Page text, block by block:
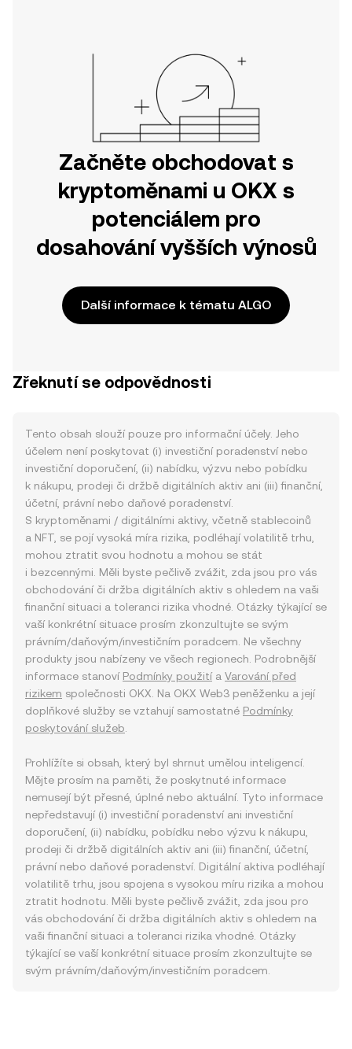
Začněte obchodovat s
kryptoměnami u OKX s
potenciálem pro
dosahování vyšších výnosů
Další informace k tématu ALGO
Zřeknutí se odpovědnosti
Tento obsah slouží pouze pro informační účely. Jeho
účelem není poskytovat (i) investiční poradenství nebo
investiční doporučení, (ii) nabídku, výzvu nebo pobídku
k nákupu, prodeji či držbě digitálních aktiv ani (iii) finanční,
účetní, právní nebo daňové poradenství.
S kryptoměnami / digitálními aktivy, včetně stablecoinů
a NFT, se pojí vysoká míra rizika, podléhají volatilitě trhu,
mohou ztratit svou hodnotu a mohou se stát
i bezcennými. Měli byste pečlivě zvážit, zda jsou pro vás
obchodování či držba digitálních aktiv s ohledem na vaši
finanční situaci a toleranci rizika vhodné. Otázky týkající se
vaší konkrétní situace prosím zkonzultujte se svým
právním/daňovým/investičním poradcem. Ne všechny
produkty jsou nabízeny ve všech regionech. Podrobnější
informace stanoví Podmínky použitía Varování před
rizikem společnosti OKX. Na OKX Web3 peněženku a její
doplňkové služby se vztahují samostatné Podmínky
poskytování služeb
Prohlížíte si obsah, který byl shrnut umělou inteligencí.
Mějte prosím na paměti, že poskytnuté informace
nemusejí být přesné, úplné nebo aktuální. Tyto informace
nepředstavují (i) investiční poradenství ani investiční
doporučení, (ii) nabídku, pobídku nebo výzvu k nákupu,
prodeji či držbě digitálních aktiv ani (iii) finanční, účetní,
právní nebo daňové poradenství. Digitální aktiva podléhají
volatilitě trhu, jsou spojena s vysokou míru rizika a mohou
ztratit hodnotu. Měli byste pečlivě zvážit, zda jsou pro
vás obchodování či držba digitálních aktiv s ohledem na
vaši finanční situaci a toleranci rizika vhodné. Otázky
týkající se vaší konkrétní situace prosím zkonzultujte se
svým právním/daňovým/investičním poradcem.